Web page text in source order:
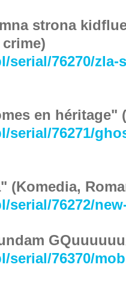
strona
76270/zla-
en héritage"
serial/76271/
(Komedia,
76272/
serial/76370/